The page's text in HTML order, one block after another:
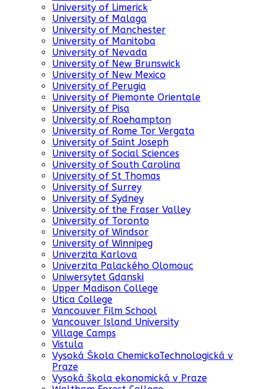
University of Limerick
University of Malaga
University of Manchester
University of Manitoba
University of Nevada
University of New Brunswick
University of New Mexico
University of Perugia
University of Piemonte Orientale
University of Pisa
University of Roehampton
University of Rome Tor Vergata
University of Saint Joseph
University of Social Sciences
University of South Carolina
University of St Thomas
University of Surrey
University of Sydney
University of the Fraser Valley
University of Toronto
University of Windsor
University of Winnipeg
Univerzita Karlova
Univerzita Palackého Olomouc
Uniwersytet Gdanski
Upper Madison College
Utica College
Vancouver Film School
Vancouver Island University
Village Camps
Vistula
Vysoká Škola ChemickoTechnologická v
Praze
Vysoká škola ekonomická v Praze